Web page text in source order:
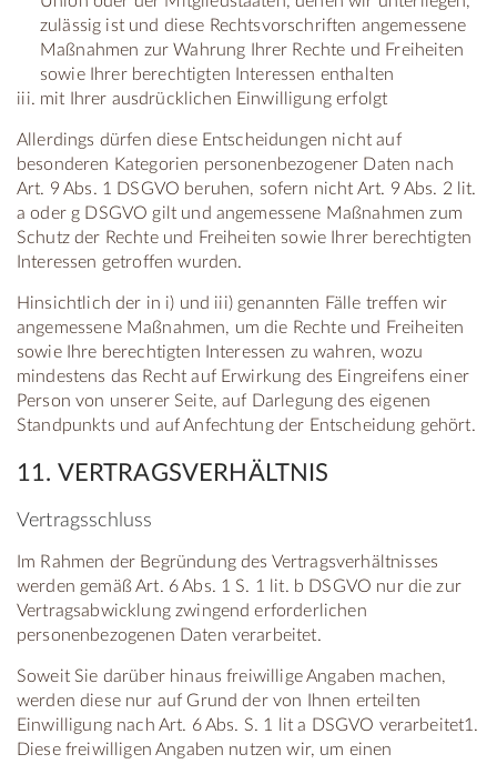
zulässig ist und diese Rechtsvorschriften angemessene
Maßnahmen zur Wahrung Ihrer Rechte und Freiheiten
sowie Ihrer berechtigten Interessen enthalten
mit Ihrer ausdrücklichen Einwilligung erfolgt
Allerdings dürfen diese Entscheidungen nicht auf
besonderen Kategorien personenbezogener Daten nach
Art. 9 Abs. 1 DSGVO beruhen, sofern nicht Art. 9 Abs. 2 lit.
a oder g DSGVO gilt und angemessene Maßnahmen zum
Schutz der Rechte und Freiheiten sowie Ihrer berechtigten
Interessen getroffen wurden.
Hinsichtlich der in i) und iii) genannten Fälle treffen wir
angemessene Maßnahmen, um die Rechte und Freiheiten
sowie Ihre berechtigten Interessen zu wahren, wozu
mindestens das Recht auf Erwirkung des Eingreifens einer
Person von unserer Seite, auf Darlegung des eigenen
Standpunkts und auf Anfechtung der Entscheidung gehört.
11. VERTRAGSVERHÄLTNIS
Vertragsschluss
Im Rahmen der Begründung des Vertragsverhältnisses
werden gemäß Art. 6 Abs. 1 S. 1 lit. b DSGVO nur die zur
Vertragsabwicklung zwingend erforderlichen
personenbezogenen Daten verarbeitet.
Soweit Sie darüber hinaus freiwillige Angaben machen,
werden diese nur auf Grund der von Ihnen erteilten
Einwilligung nach Art. 6 Abs. S. 1 lit a DSGVO verarbeitet1.
Diese freiwilligen Angaben nutzen wir, um einen